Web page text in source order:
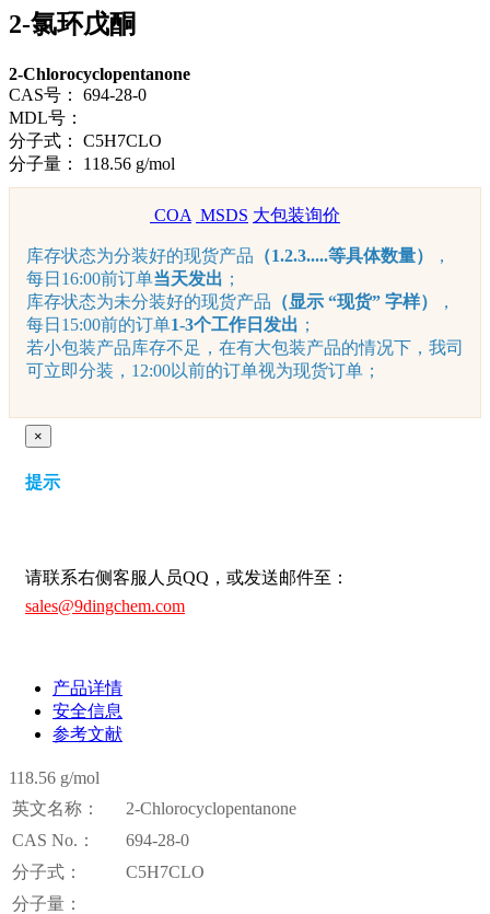
2-氯环戊酮
2-Chlorocyclopentanone
CAS号：
694-28-0
MDL号：
分子式：
C5H7CLO
分子量：
118.56 g/mol
COA MSDS 大包装询价
库存状态为分装好的现货产品 （1.2.3.....等具体数量）
，
每日16:00前订单当天发出 ；
库存状态为未分装好的现货产品 （显示 “现货” 字样）
，
每日15:00前的订单1-3个工作日发出 ；
若小包装产品库存不足，在有大包装产品的情况下，我司
可立即分装，12:00以前的订单视为现货订单；
×
提示
请联系右侧客服人员QQ，或发送邮件至：
sales@9dingchem.com
产品详情
安全信息
参考文献
118.56 g/mol
英文名称：
2-Chlorocyclopentanone
CAS No.：
694-28-0
分子式：
C5H7CLO
分子量：